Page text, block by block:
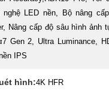
LED nền, Bộ nâng
Nâng cấp độ sâu hình ảnh
Gen 2, Ultra Luminance,
IPS
hình:4K HFR